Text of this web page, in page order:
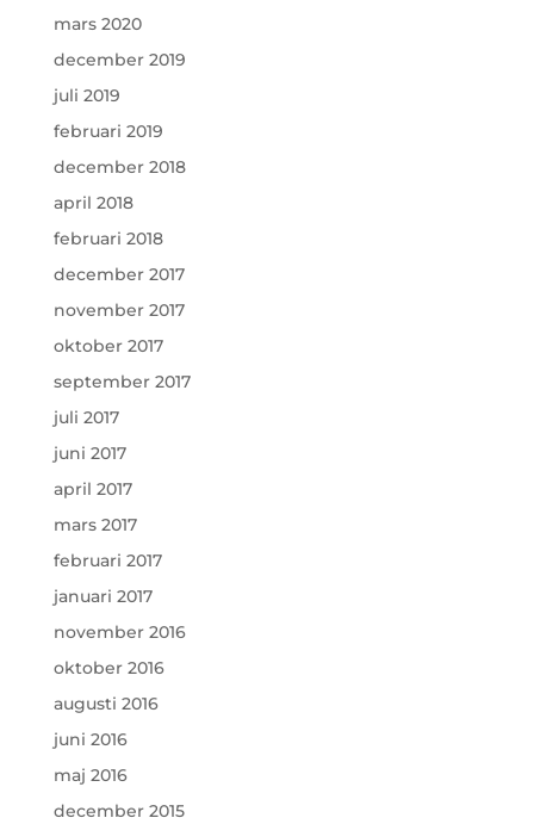
mars 2020
december 2019
juli 2019
februari 2019
december 2018
april 2018
februari 2018
december 2017
november 2017
oktober 2017
september 2017
juli 2017
juni 2017
april 2017
mars 2017
februari 2017
januari 2017
november 2016
oktober 2016
augusti 2016
juni 2016
maj 2016
december 2015